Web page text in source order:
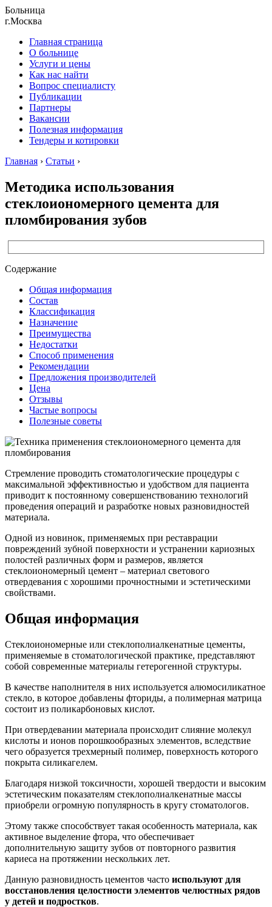
Больница
г.Москва
Главная страница
О больнице
Услуги и цены
Как нас найти
Вопрос специалисту
Публикации
Партнеры
Вакансии
Полезная информация
Тендеры и котировки
Главная › Статьи ›
Методика использования
стеклоиономерного цемента для
пломбирования зубов
Содержание
Общая информация
Состав
Классификация
Назначение
Преимущества
Недостатки
Способ применения
Рекомендации
Предложения производителей
Цена
Отзывы
Частые вопросы
Полезные советы
Стремление проводить стоматологические процедуры с
максимальной эффективностью и удобством для пациента
приводит к постоянному совершенствованию технологий
проведения операций и разработке новых разновидностей
материала.
Одной из новинок, применяемых при реставрации
повреждений зубной поверхности и устранении кариозных
полостей различных форм и размеров, является
стеклоиономерный цемент – материал светового
отвердевания с хорошими прочностными и эстетическими
свойствами.
Общая информация
Стеклоиономерные или стеклополиалкенатные цементы,
применяемые в стоматологической практике, представляют
собой современные материалы гетерогенной структуры.
В качестве наполнителя в них используется алюмосиликатное
стекло, в которое добавлены фториды, а полимерная матрица
состоит из поликарбоновых кислот.
При отвердевании материала происходит слияние молекул
кислоты и ионов порошкообразных элементов, вследствие
чего образуется трехмерный полимер, поверхность которого
покрыта силикагелем.
Благодаря низкой токсичности, хорошей твердости и высоким
эстетическим показателям стеклополиалкенатные массы
приобрели огромную популярность в кругу стоматологов.
Этому также способствует такая особенность материала, как
активное выделение фтора, что обеспечивает
дополнительную защиту зубов от повторного развития
кариеса на протяжении нескольких лет.
Данную разновидность цементов часто используют для
восстановления целостности элементов челюстных рядов
у детей и подростков.